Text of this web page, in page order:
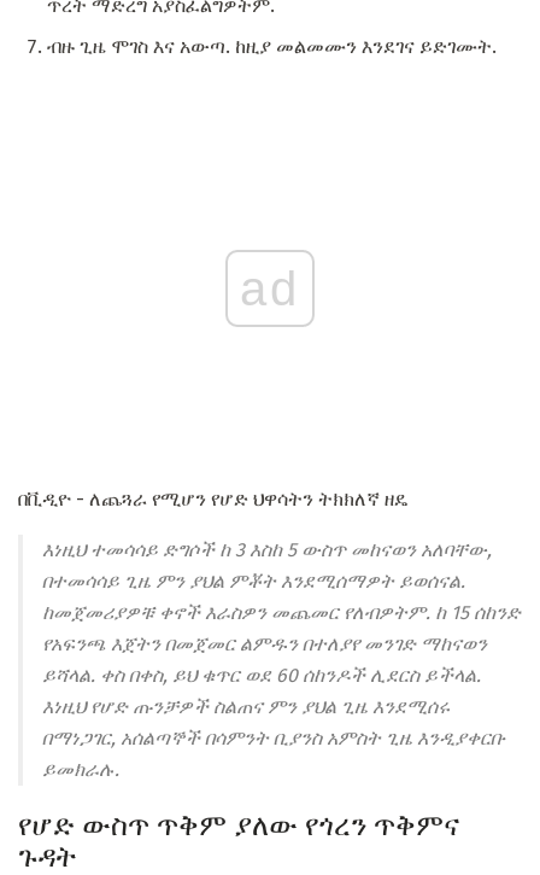
ጥረት ማድረግ አያስፈልግዎትም.
ብዙ ጊዜ ሞገስ እና አውጣ. ከዚያ መልመሙን እንደገና ይድገሙት.
ad
በቪዲዮ - ለጨጓራ የሚሆን የሆድ ህዋሳትን ትክክለኛ ዘዴ
እነዚህ ተመሳሳይ ድግሶች ከ 3 እስከ 5 ውስጥ መከናወን አለባቸው,
በተመሳሳይ ጊዜ ምን ያህል ምቾት እንደሚሰማዎት ይወሰናል.
ከመጀመሪያዎቹ ቀኖች እራስዎን መጨመር የለብዎትም. ከ 15 ሰከንድ
የአፍንጫ እጀትን በመጀመር ልምዱን በተለያየ መንገድ ማከናወን
ይሻላል. ቀስ በቀስ, ይህ ቁጥር ወደ 60 ሰከንዶች ሊደርስ ይችላል.
እነዚህ የሆድ ጡንቻዎች ስልጠና ምን ያህል ጊዜ እንደሚሰሩ
በማነጋገር, አሰልጣኞች በሳምንት ቢያንስ አምስት ጊዜ እንዲያቀርቡ
ይመክራሉ.
የሆድ ውስጥ ጥቅም ያለው የጎረን ጥቅምና
ጉዳት